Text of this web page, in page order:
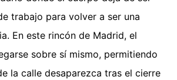
trabajo para volver a ser una
En este rincón de Madrid, el
sobre sí mismo, permitiendo
la calle desaparezca tras el cierre